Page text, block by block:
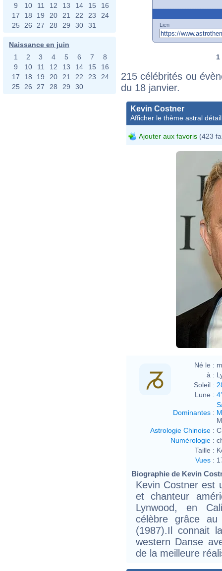
9
10 11 12 13 14 15
16
17
18 19 20 21 22 23
24
25
26 27 28 29 30 31
Naissance en juin
1
2 3 4 5 6 7
8
9
10 11 12 13 14 15
16
17
18 19 20 21 22 23
24
25
26 27 28 29 30
Lien
1
215 célébrités ou
du 18 janvier.
Kevin Costner
Afficher le thème astral
Ajouter aux favoris (423
Né le :
à :
Soleil :
Lune :
Dominantes :
Astrologie Chinoise :
Numérologie :
Taille :
Vues :
Biographie de Kevin
Kevin Costner est
et chanteur
Lynwood, en
célèbre grâce au
(1987).Il connait
western Danse
de la meilleure